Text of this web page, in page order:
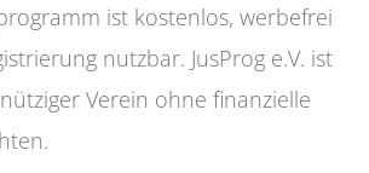
ist kostenlos, werbefrei
nutzbar. JusProg e.V. ist
Verein ohne finanzielle